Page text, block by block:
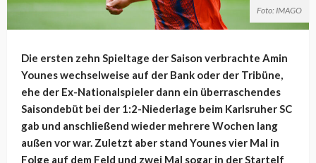
Foto: IMAGO
Die ersten zehn Spieltage der Saison verbrachte Amin
Younes wechselweise auf der Bank oder der Tribüne,
ehe der Ex-Nationalspieler dann ein überraschendes
Saisondebüt bei der 1:2-Niederlage beim Karlsruher SC
gab und anschließend wieder mehrere Wochen lang
außen vor war. Zuletzt aber stand Younes vier Mal in
Folge auf dem Feld und zwei Mal sogar in der Startelf